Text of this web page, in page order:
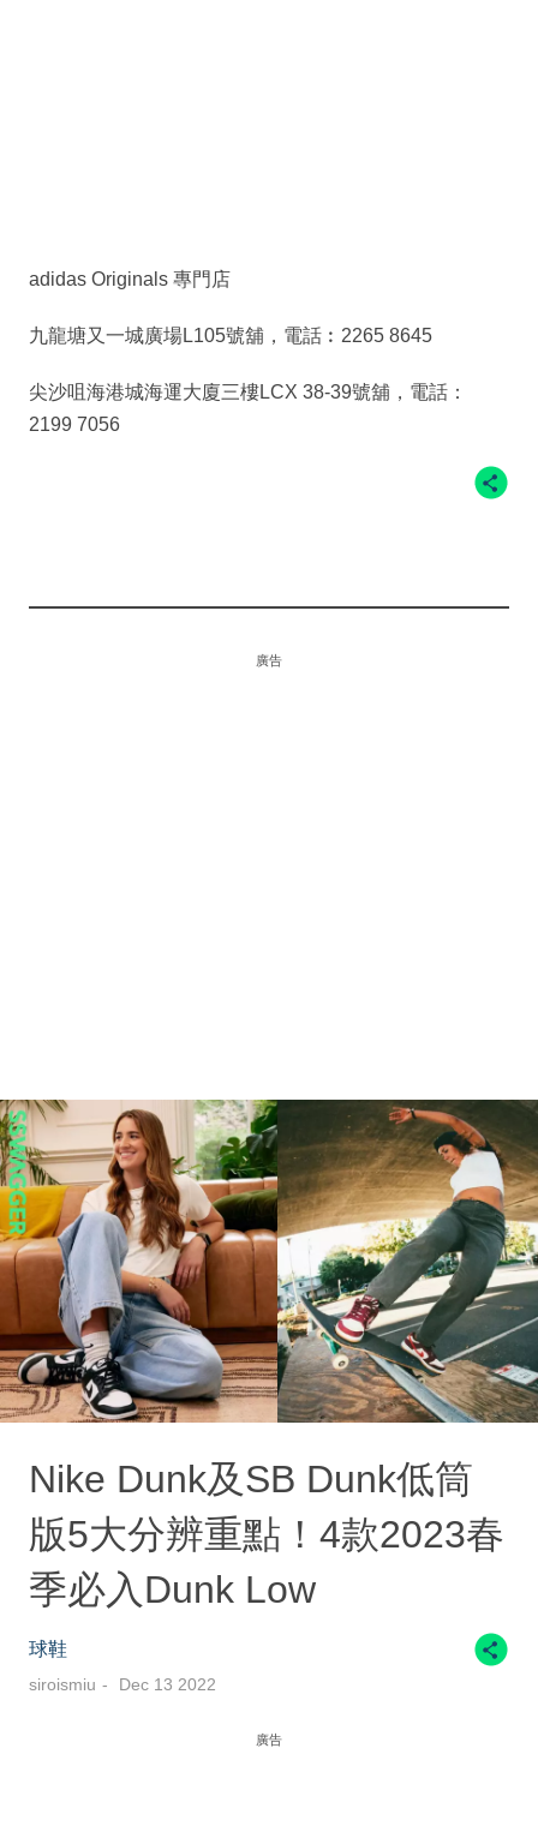
adidas Originals 專門店
九龍塘又一城廣場L105號舖，電話︰2265 8645
尖沙咀海港城海運大廈三樓LCX 38-39號舖，電話：
2199 7056
廣告
Nike Dunk及SB Dunk低筒
版5大分辨重點！4款2023春
季必入Dunk Low
球鞋
siroismiu Dec 13 2022
廣告